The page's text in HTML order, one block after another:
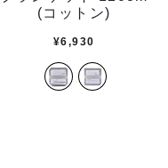
(コットン)
¥6,930